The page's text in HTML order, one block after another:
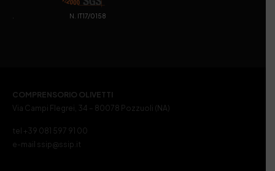
. N. IT17/0158
COMPRENSORIO OLIVETTI
Via Campi Flegrei, 34 – 80078 Pozzuoli (NA)
tel +39 081 597 91 00
e-mail ssip@ssip.it